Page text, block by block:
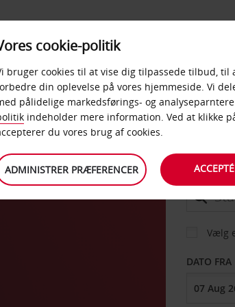
PRODUKTER &
KONTORER
BIL
AFHENT
Vælg
DATO FRA
cookie-politik
bruger cookies til at vise dig tilpassede tilbud, til
din oplevelse på vores hjemmeside. Vi
pålidelige markedsførings- og analyseparntere
indeholder mere information. Ved at klikke på
du vores brug af cookies.
ADMINISTRER PRÆFERENCER